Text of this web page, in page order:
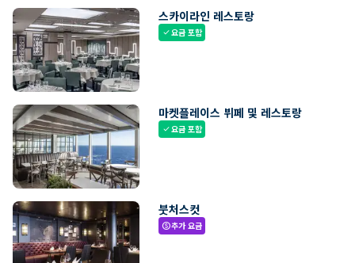
스카이라인 레스토랑
check요금 포함
마켓플레이스 뷔페 및 레스토랑
check요금 포함
붓처스컷
paid추가 요금